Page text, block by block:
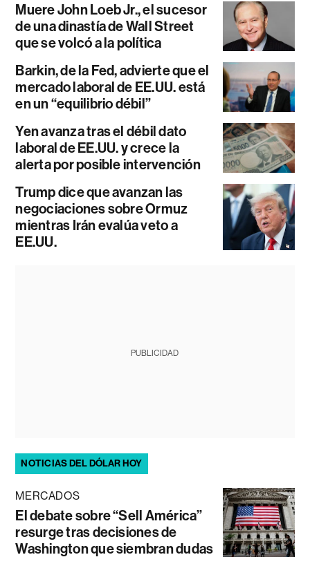
Muere John Loeb Jr., el sucesor
de una dinastía de Wall Street
que se volcó a la política
Barkin, de la Fed, advierte que el
mercado laboral de EE.UU. está
en un “equilibrio débil”
Yen avanza tras el débil dato
laboral de EE.UU. y crece la
alerta por posible intervención
Trump dice que avanzan las
negociaciones sobre Ormuz
mientras Irán evalúa veto a
EE.UU.
PUBLICIDAD
NOTICIAS DEL DÓLAR HOY
MERCADOS
El debate sobre “Sell América”
resurge tras decisiones de
Washington que siembran dudas